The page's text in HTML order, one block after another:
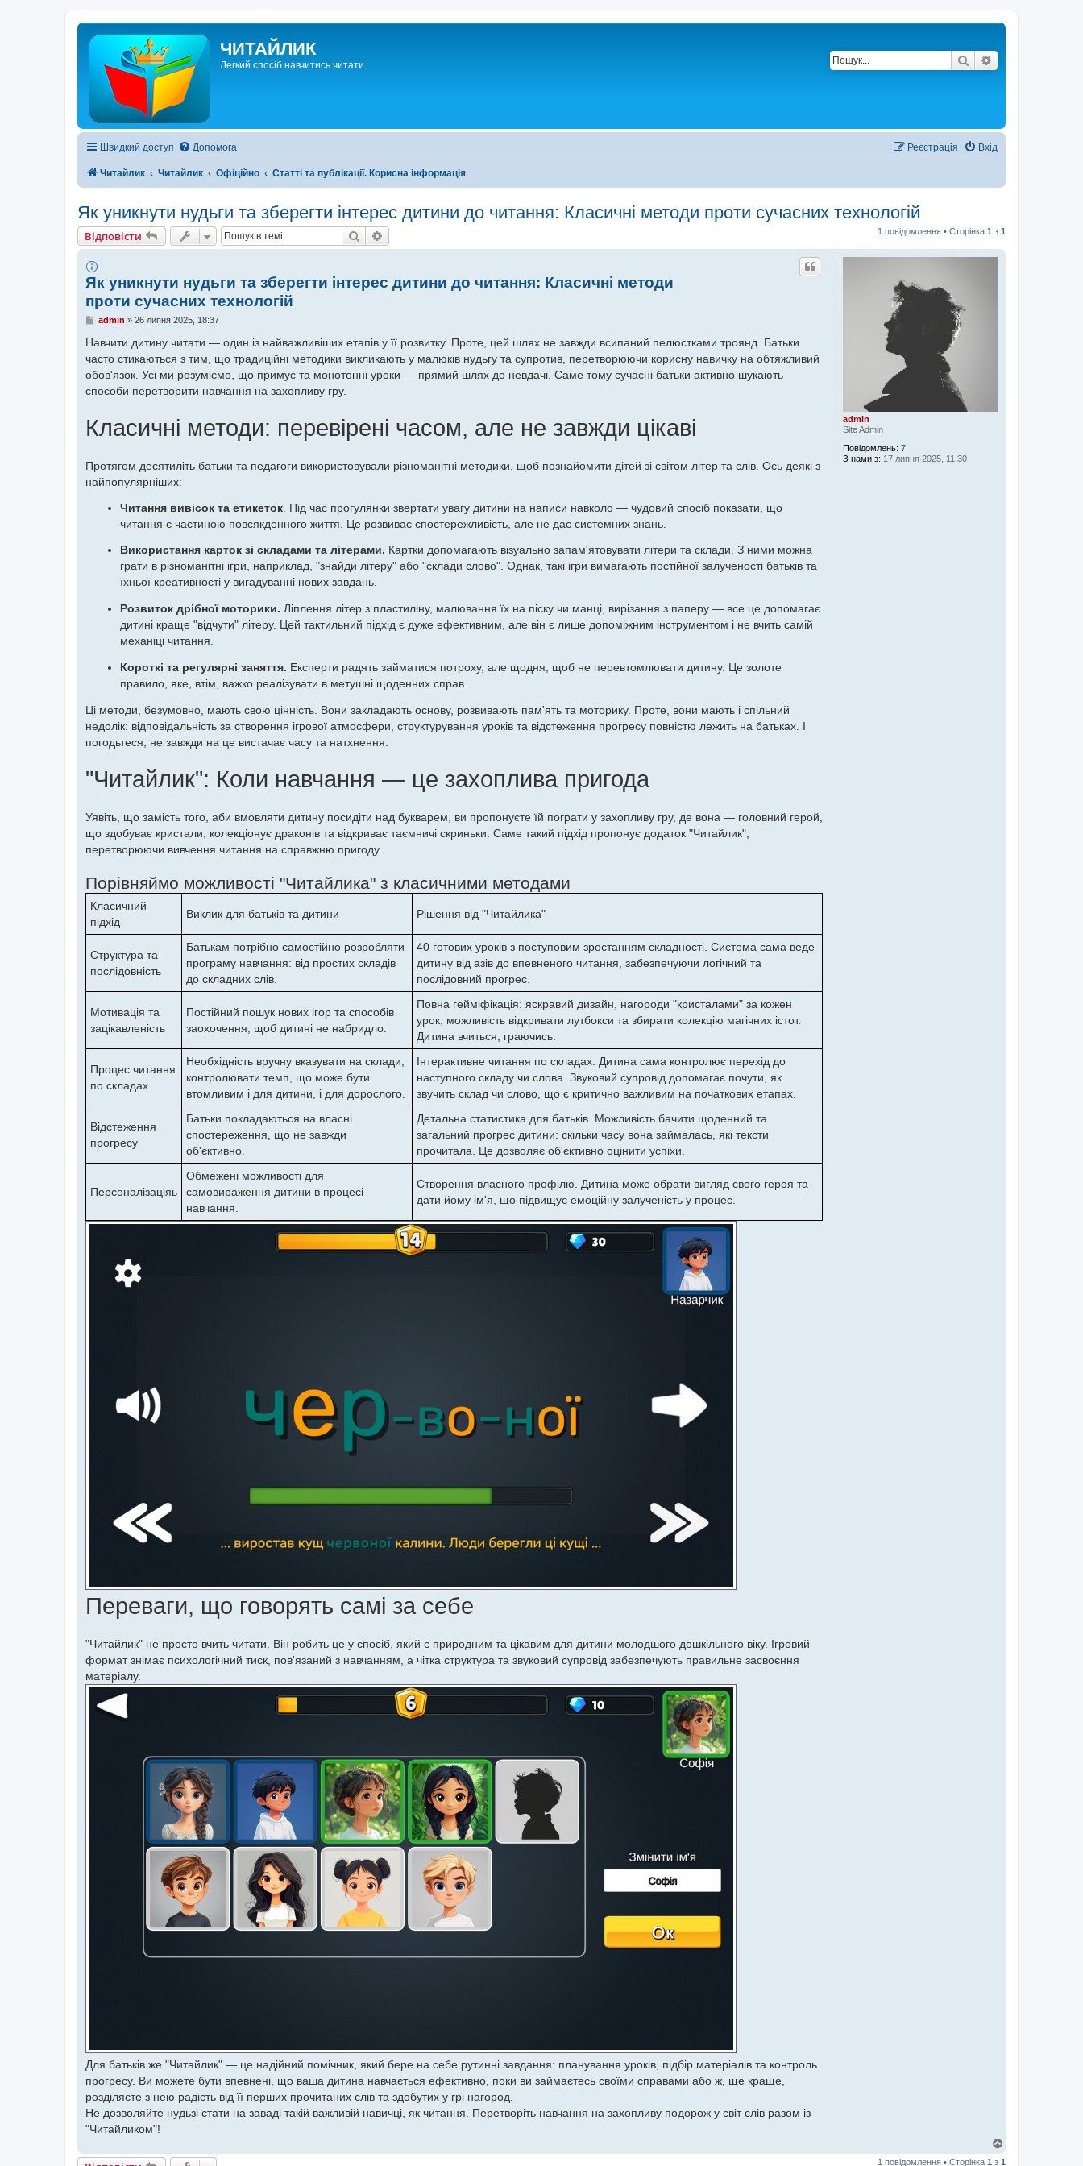
ЧИТАЙЛИК
Легкий спосіб навчитись читати Пошук
Швидкий доступ Допомога Вхід
Реєстрація
Читайлик Читайлик Офіційно Статті та публікації. Корисна інформація
Як уникнути нудьги та зберегти інтерес дитини до читання: Класичні методи проти сучасних технологій
Відповісти Пошук 1 повідомлення • Сторінка 1 з 1
admin
Site Admin
Повідомлень: 7
З нами з: 17 липня 2025, 11:30
Як уникнути нудьги та зберегти інтерес дитини до читання: Класичні методи
проти сучасних технологій
П
в
д
о
м
л
н
я
admin » 26 липня 2025, 18:37
Навчити дитину читати — один із найважливіших етапів у її розвитку. Проте, цей шлях не завжди всипаний пелюстками троянд. Батьки
часто стикаються з тим, що традиційні методики викликають у малюків нудьгу та супротив, перетворюючи корисну навичку на обтяжливий
обов'язок. Усі ми розуміємо, що примус та монотонні уроки — прямий шлях до невдачі. Саме тому сучасні батьки активно шукають
способи перетворити навчання на захопливу гру.
Класичні методи: перевірені часом, але не завжди цікаві
Протягом десятиліть батьки та педагоги використовували різноманітні методики, щоб познайомити дітей зі світом літер та слів. Ось деякі з
найпопулярніших:
Читання вивісок та етикеток. Під час прогулянки звертати увагу дитини на написи навколо — чудовий спосіб показати, що
читання є частиною повсякденного життя. Це розвиває спостережливість, але не дає системних знань.
Використання карток зі складами та літерами. Картки допомагають візуально запам'ятовувати літери та склади. З ними можна
грати в різноманітні ігри, наприклад, "знайди літеру" або "склади слово". Однак, такі ігри вимагають постійної залученості батьків та
їхньої креативності у вигадуванні нових завдань.
Розвиток дрібної моторики. Ліплення літер з пластиліну, малювання їх на піску чи манці, вирізання з паперу — все це допомагає
дитині краще "відчути" літеру. Цей тактильний підхід є дуже ефективним, але він є лише допоміжним інструментом і не вчить самій
механіці читання.
Короткі та регулярні заняття. Експерти радять займатися потроху, але щодня, щоб не перевтомлювати дитину. Це золоте
правило, яке, втім, важко реалізувати в метушні щоденних справ.
Ці методи, безумовно, мають свою цінність. Вони закладають основу, розвивають пам'ять та моторику. Проте, вони мають і спільний
недолік: відповідальність за створення ігрової атмосфери, структурування уроків та відстеження прогресу повністю лежить на батьках. І
погодьтеся, не завжди на це вистачає часу та натхнення.
"Читайлик": Коли навчання — це захоплива пригода
Уявіть, що замість того, аби вмовляти дитину посидіти над букварем, ви пропонуєте їй пограти у захопливу гру, де вона — головний герой,
що здобуває кристали, колекціонує драконів та відкриває таємничі скриньки. Саме такий підхід пропонує додаток "Читайлик",
перетворюючи вивчення читання на справжню пригоду.
Порівняймо можливості "Читайлика" з класичними методами
Класичний
підхід
Виклик для батьків та дитини Рішення від "Читайлика"
Структура та
послідовність
Батькам потрібно самостійно розробляти
програму навчання: від простих складів
до складних слів.
40 готових уроків з поступовим зростанням складності. Система сама веде
дитину від азів до впевненого читання, забезпечуючи логічний та
послідовний прогрес.
Мотивація та
зацікавленість
Постійний пошук нових ігор та способів
заохочення, щоб дитині не набридло.
Повна гейміфікація: яскравий дизайн, нагороди "кристалами" за кожен
урок, можливість відкривати лутбокси та збирати колекцію магічних істот.
Дитина вчиться, граючись.
Процес читання
по складах
Необхідність вручну вказувати на склади,
контролювати темп, що може бути
втомливим і для дитини, і для дорослого.
Інтерактивне читання по складах. Дитина сама контролює перехід до
наступного складу чи слова. Звуковий супровід допомагає почути, як
звучить склад чи слово, що є критично важливим на початкових етапах.
Відстеження
прогресу
Батьки покладаються на власні
спостереження, що не завжди
об'єктивно.
Детальна статистика для батьків. Можливість бачити щоденний та
загальний прогрес дитини: скільки часу вона займалась, які тексти
прочитала. Це дозволяє об'єктивно оцінити успіхи.
Персоналізаціяь
Обмежені можливості для
самовираження дитини в процесі
навчання.
Створення власного профілю. Дитина може обрати вигляд свого героя та
дати йому ім'я, що підвищує емоційну залученість у процес.
Переваги, що говорять самі за себе
"Читайлик" не просто вчить читати. Він робить це у спосіб, який є природним та цікавим для дитини молодшого дошкільного віку. Ігровий
формат знімає психологічний тиск, пов'язаний з навчанням, а чітка структура та звуковий супровід забезпечують правильне засвоєння
матеріалу.
Для батьків же "Читайлик" — це надійний помічник, який бере на себе рутинні завдання: планування уроків, підбір матеріалів та контроль
прогресу. Ви можете бути впевнені, що ваша дитина навчається ефективно, поки ви займаєтесь своїми справами або ж, ще краще,
розділяєте з нею радість від її перших прочитаних слів та здобутих у грі нагород.
Не дозволяйте нудьзі стати на заваді такій важливій навичці, як читання. Перетворіть навчання на захопливу подорож у світ слів разом із
"Читайликом"!
1 повідомлення • Сторінка 1 з 1